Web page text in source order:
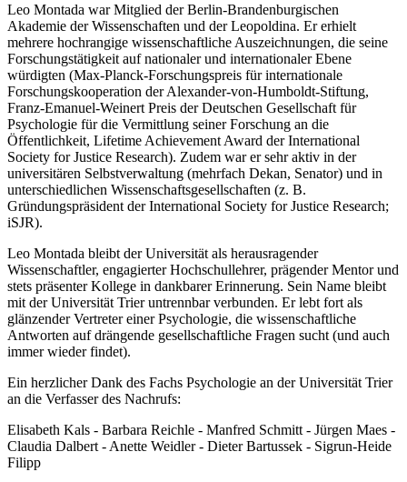
Leo Montada war Mitglied der Berlin-Brandenburgischen
Akademie der Wissenschaften und der Leopoldina. Er erhielt
mehrere hochrangige wissenschaftliche Auszeichnungen, die seine
Forschungstätigkeit auf nationaler und internationaler Ebene
würdigten (Max-Planck-Forschungspreis für internationale
Forschungskooperation der Alexander-von-Humboldt-Stiftung,
Franz-Emanuel-Weinert Preis der Deutschen Gesellschaft für
Psychologie für die Vermittlung seiner Forschung an die
Öffentlichkeit, Lifetime Achievement Award der International
Society for Justice Research). Zudem war er sehr aktiv in der
universitären Selbstverwaltung (mehrfach Dekan, Senator) und in
unterschiedlichen Wissenschaftsgesellschaften (z. B.
Gründungspräsident der International Society for Justice Research;
iSJR).
Leo Montada bleibt der Universität als herausragender
Wissenschaftler, engagierter Hochschullehrer, prägender Mentor und
stets präsenter Kollege in dankbarer Erinnerung. Sein Name bleibt
mit der Universität Trier untrennbar verbunden. Er lebt fort als
glänzender Vertreter einer Psychologie, die wissenschaftliche
Antworten auf drängende gesellschaftliche Fragen sucht (und auch
immer wieder findet).
Ein herzlicher Dank des Fachs Psychologie an der Universität Trier
an die Verfasser des Nachrufs:
Elisabeth Kals - Barbara Reichle - Manfred Schmitt - Jürgen Maes -
Claudia Dalbert - Anette Weidler - Dieter Bartussek - Sigrun-Heide
Filipp